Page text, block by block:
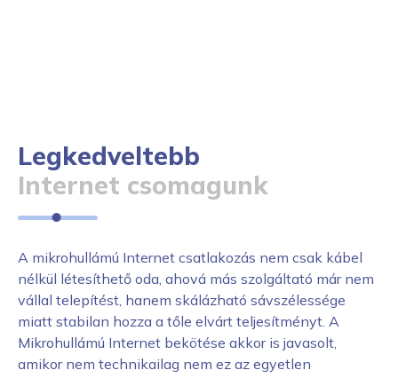
Legkedveltebb
Internet csomagunk
A mikrohullámú Internet csatlakozás nem csak kábel
nélkül létesíthető oda, ahová más szolgáltató már nem
vállal telepítést, hanem skálázható sávszélessége
miatt stabilan hozza a tőle elvárt teljesítményt. A
Mikrohullámú Internet bekötése akkor is javasolt,
amikor nem technikailag nem ez az egyetlen